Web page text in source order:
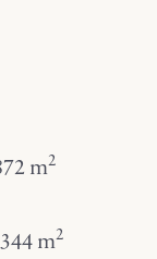
m2
m2